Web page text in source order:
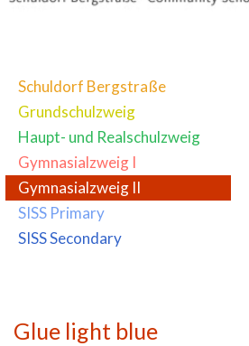
Schuldorf Bergstraße
Grundschulzweig
Haupt- und Realschulzweig
Gymnasialzweig I
Gymnasialzweig II
SISS Primary
SISS Secondary
Glue light blue